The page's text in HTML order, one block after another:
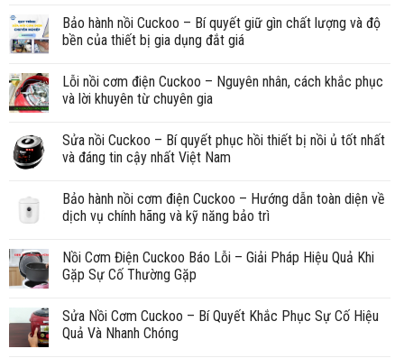
Bảo hành nồi Cuckoo – Bí quyết giữ gìn chất lượng và độ
bền của thiết bị gia dụng đắt giá
Lỗi nồi cơm điện Cuckoo – Nguyên nhân, cách khắc phục
và lời khuyên từ chuyên gia
Sửa nồi Cuckoo – Bí quyết phục hồi thiết bị nồi ủ tốt nhất
và đáng tin cậy nhất Việt Nam
Bảo hành nồi cơm điện Cuckoo – Hướng dẫn toàn diện về
dịch vụ chính hãng và kỹ năng bảo trì
Nồi Cơm Điện Cuckoo Báo Lỗi – Giải Pháp Hiệu Quả Khi
Gặp Sự Cố Thường Gặp
Sửa Nồi Cơm Cuckoo – Bí Quyết Khắc Phục Sự Cố Hiệu
Quả Và Nhanh Chóng